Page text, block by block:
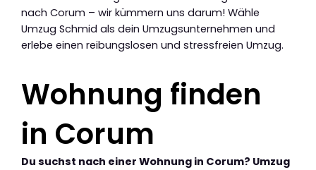
nach Corum – wir kümmern uns darum! Wähle
Umzug Schmid als dein Umzugsunternehmen und
erlebe einen reibungslosen und stressfreien Umzug.
Wohnung finden
in Corum
Du suchst nach einer Wohnung in Corum? Umzug